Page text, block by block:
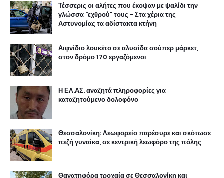
Τέσσερις οι αλήτες που έκοψαν με ψαλίδι την
γλώσσα "εχθρού" τους - Στα χέρια της
Αστυνομίας τα αδίστακτα κτήνη
Αιφνίδιο λουκέτο σε αλυσίδα σούπερ μάρκετ,
στον δρόμο 170 εργαζόμενοι
Η ΕΛ.ΑΣ. αναζητά πληροφορίες για
καταζητούμενο δολοφόνο
Θεσσαλονίκη: Λεωφορείο παρέσυρε και σκότωσε
πεζή γυναίκα, σε κεντρική λεωφόρο της πόλης
Θανατηφόρα τροχαία σε Θεσσαλονίκη και